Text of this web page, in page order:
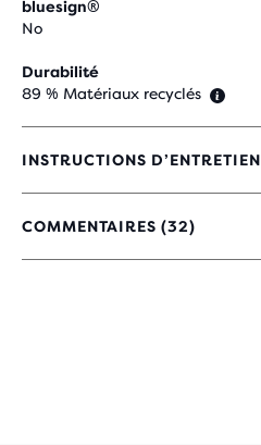
bluesign®
No
Durabilité
89 % Matériaux recyclés
INSTRUCTIONS D’ENTRETIEN
COMMENTAIRES (32)
4,7
SUR